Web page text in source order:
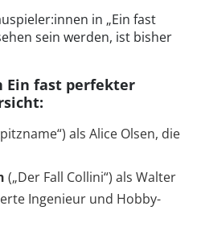
in „Ein fast
sein werden, ist bisher
Ein fast perfekter
als Alice Olsen, die
(„Der Fall Collini“) als Walter
Ingenieur und Hobby-